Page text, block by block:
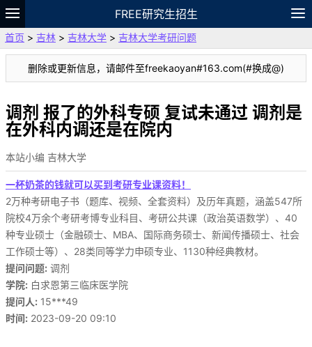
FREE研究生招生
题库
故事 专题 APP 笔记
VIP
资料
首页 > 吉林 > 吉林大学 > 吉林大学考研问题
删除或更新信息，请邮件至freekaoyan#163.com(#换成@)
调剂 报了的外科专硕 复试未通过 调剂是
在外科内调还是在院内
本站小编 吉林大学
一杯奶茶的钱就可以买到考研专业课资料！
2万种考研电子书（题库、视频、全套资料）及历年真题，涵盖547所
院校4万余个考研考博专业科目、考研公共课（政治英语数学）、40
种专业硕士（金融硕士、MBA、国际商务硕士、新闻传播硕士、社会
工作硕士等）、28类同等学力申硕专业、1130种经典教材。
提问问题: 调剂
学院: 白求恩第三临床医学院
提问人: 15***49
时间: 2023-09-20 09:10